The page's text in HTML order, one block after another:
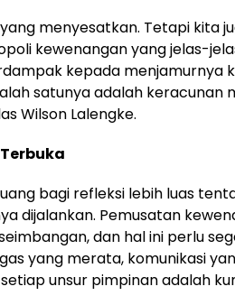
menyesatkan. Tetapi kita
kewenangan yang jelas-
kepada menjamurnya
satunya adalah keracunan
Wilson Lalengke.
bagi refleksi lebih luas
dijalankan. Pemusatan
dan hal ini perlu
yang merata, komunikasi
unsur pimpinan adalah